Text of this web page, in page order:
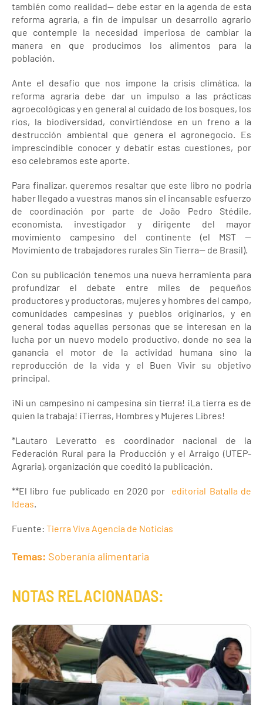
también como realidad— debe estar en la agenda de esta
reforma agraria, a fin de impulsar un desarrollo agrario
que contemple la necesidad imperiosa de cambiar la
manera en que producimos los alimentos para la
población.
Ante el desafío que nos impone la crisis climática, la
reforma agraria debe dar un impulso a las prácticas
agroecológicas y en general al cuidado de los bosques, los
ríos, la biodiversidad, convirtiéndose en un freno a la
destrucción ambiental que genera el agronegocio. Es
imprescindible conocer y debatir estas cuestiones, por
eso celebramos este aporte.
Para finalizar, queremos resaltar que este libro no podría
haber llegado a vuestras manos sin el incansable esfuerzo
de coordinación por parte de João Pedro Stédile,
economista, investigador y dirigente del mayor
movimiento campesino del continente (el MST —
Movimiento de trabajadores rurales Sin Tierra— de Brasil).
Con su publicación tenemos una nueva herramienta para
profundizar el debate entre miles de pequeños
productores y productoras, mujeres y hombres del campo,
comunidades campesinas y pueblos originarios, y en
general todas aquellas personas que se interesan en la
lucha por un nuevo modelo productivo, donde no sea la
ganancia el motor de la actividad humana sino la
reproducción de la vida y el Buen Vivir su objetivo
principal.
¡Ni un campesino ni campesina sin tierra! ¡La tierra es de
quien la trabaja! ¡Tierras, Hombres y Mujeres Libres!
*Lautaro Leveratto es coordinador nacional de la
Federación Rural para la Producción y el Arraigo (UTEP-
Agraria), organización que coeditó la publicación.
**El libro fue publicado en 2020 por editorial Batalla de
Ideas.
Fuente: Tierra Viva Agencia de Noticias
Temas: Soberanía alimentaria
NOTAS RELACIONADAS: